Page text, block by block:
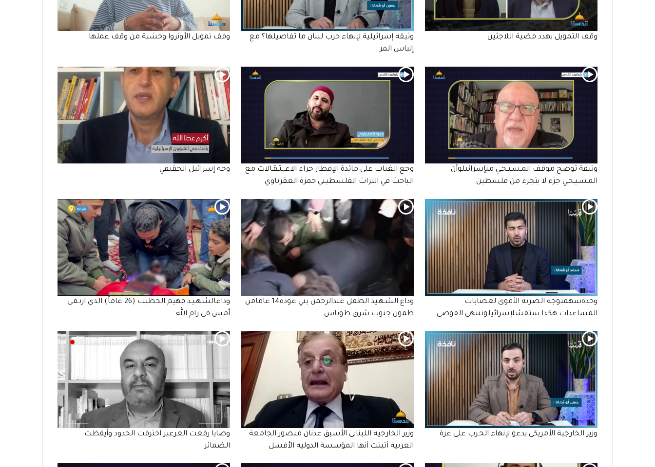
وقف التمويل يهدد قضية اللاجئين
وثيقة إسرائيلية لإنهاء حرب لبنان ما تفاصيلها؟ مع
إلياس المر
وقف تمويل الأونروا وخشية من وقف عملها
وثيقة توضح موقف المـسـيـحـي منإسرائيلوأن
المـسـيـحـي جزء لا يتجزء من فلسطين
وجع الغياب على مائدة الإفطار جراء الاعـ,ـتـقـالات مع
الباحث في التراث الفلسطيني حمزة العقرباوي
وجه إسرائيل الحقيقي
وحدةسهمتوجه الضربة الأقوى لعصابات
المساعدات هكذا ستفشلإسرائيلوتنتهي الفوضى
وداع الشـهـيد الطفل عبدالرحمن بني عودة14 عامامن
طمون جنوب شرق طوباس
وداعالشـهـيـد فهيم الخطيب (26 عاماً) الذي ارتـقـى
أمس في رام الله
وزير الخارجية الأمريكي يدعو لإنهاء الحـرب على غزة
وزير الخارجية اللبناني الأسبق عدنان منصور الجامعة
العربية أثبتت أنها المؤسسة الدولية الأفشل
وصايا رفعت العرعير اخترقت الحدود وأيقظت
الضمائر